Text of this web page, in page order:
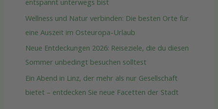
Wellness und Natur verbinden: Die besten Orte für
eine Auszeit im Osteuropa-Urlaub
Neue Entdeckungen 2026: Reiseziele, die du diesen
Sommer unbedingt besuchen solltest
Ein Abend in Linz, der mehr als nur Gesellschaft
bietet – entdecken Sie neue Facetten der Stadt